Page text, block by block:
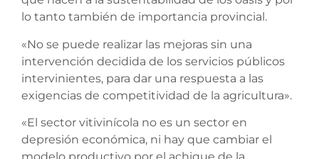
lo tanto también de importancia provincial.
«No se puede realizar las mejoras sin una
intervención decidida de los servicios públicos
intervinientes, para dar una respuesta a las
exigencias de competitividad de la agricultura».
«El sector vitivinícola no es un sector en
depresión económica, ni hay que cambiar el